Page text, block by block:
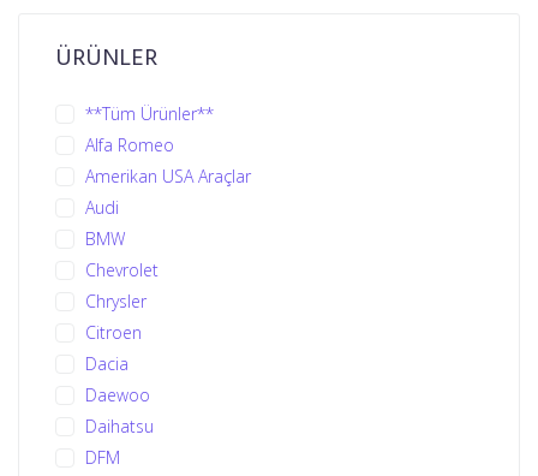
ÜRÜNLER
**Tüm Ürünler**
Alfa Romeo
Amerikan USA Araçlar
Audi
BMW
Chevrolet
Chrysler
Citroen
Dacia
Daewoo
Daihatsu
DFM